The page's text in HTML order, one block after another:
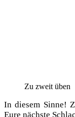
Zu zweit üben
In die­sem Sin­ne!
Eure nächs­te